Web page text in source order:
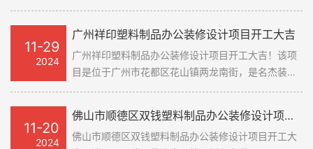
完成这个项目。名杰装饰一直以来都在追求卓越，为
大家提供更好的设计服务和输出施工标杆。#广州办
公室装修设计公司#
11-29
2024
广州祥印塑料制品办公装修设计项目开工大吉
广州祥印塑料制品办公装修设计项目开工大吉！该项
目是位于广州市花都区花山镇两龙南街，是名杰装饰
保质保量的完成这个项目。名杰装饰一直以来都在追
求卓越，为大家提供更好的设计服务和输出施工标
11-20
2024
佛山市顺德区双钱塑料制品办公装修设计项目开工大吉
佛山市顺德区双钱塑料制品办公装修设计项目开工大